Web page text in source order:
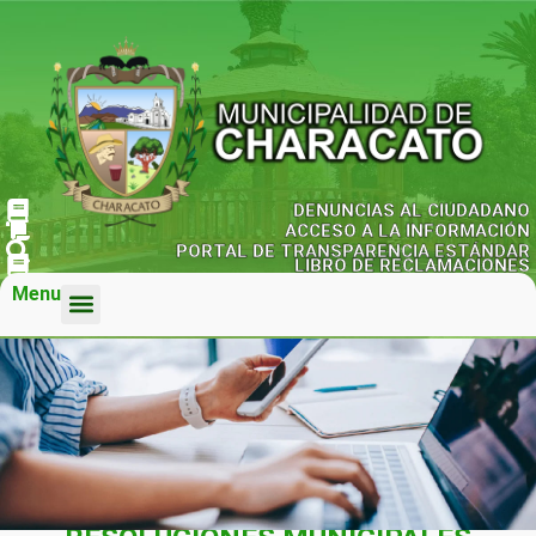
DENUNCIAS AL CIUDADANO
ACCESO A LA INFORMACIÓN
PORTAL DE TRANSPARENCIA ESTÁNDAR
LIBRO DE RECLAMACIONES
Menu